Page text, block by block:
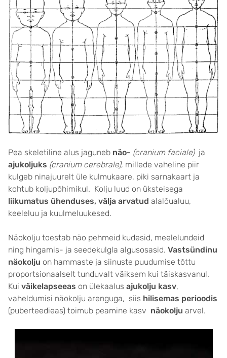
Pea skeletiline alus jaguneb näo- (cranium faciale) ja
ajukoljuks (cranium cerebrale), millede vaheline piir
kulgeb ninajuurelt üle kulmukaare, piki sarnakaart ja
kohtub koljupõhimikul. Kolju luud on üksteisega
liikumatus ühenduses, välja arvatud alalõualuu,
keeleluu ja kuulmeluukesed.
Näokolju toestab näo pehmeid kudesid, meelelundeid
ning hingamis- ja seedekulgla algusosasid. Vastsündinu
näokolju on hammaste ja siinuste puudumise tõttu
proportsionaalselt tunduvalt väiksem kui täiskasvanul.
Kui väikelapseeas on ülekaalus ajukolju kasv,
vaheldumisi näokolju arenguga, siis hilisemas perioodis
(puberteedieas) toimub peamine kasv näokolju arvel.